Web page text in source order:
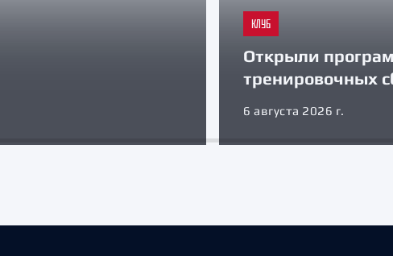
КЛУБ
Открыли
тренировочных
6 августа 2026 г.